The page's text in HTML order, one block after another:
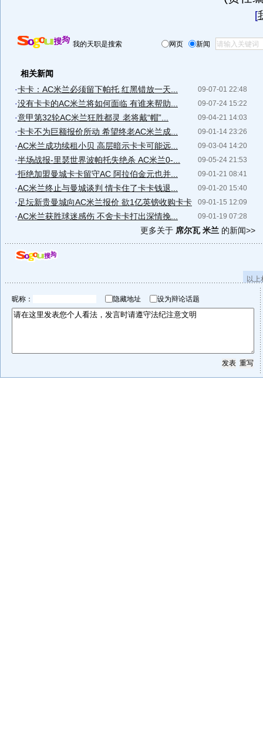
[
我的天职是搜索 网页 新闻
相关新闻
09-07-01 22:48
·卡卡：AC米兰必须留下帕托 红黑错放一天...
09-07-24 15:22
·没有卡卡的AC米兰将如何面临 有谁来帮助...
09-04-21 14:03
·意甲第32轮AC米兰狂胜都灵 老将戴“帽”...
09-01-14 23:26
·卡卡不为巨额报价所动 希望终老AC米兰成...
09-03-04 14:20
·AC米兰成功续租小贝 高层暗示卡卡可能远...
09-05-24 21:53
·半场战报-里瑟世界波帕托失绝杀 AC米兰0-...
09-01-21 08:41
·拒绝加盟曼城卡卡留守AC 阿拉伯金元也并...
09-01-20 15:40
·AC米兰终止与曼城谈判 情卡住了卡卡钱退...
09-01-15 12:09
· 足坛新贵曼城向AC米兰报价 欲1亿英镑收购卡卡
09-01-19 07:28
·AC米兰获胜球迷感伤 不舍卡卡打出深情挽...
更多关于 席尔瓦 米兰 的新闻>>
以
昵称： 隐藏地址 设为辩论话题